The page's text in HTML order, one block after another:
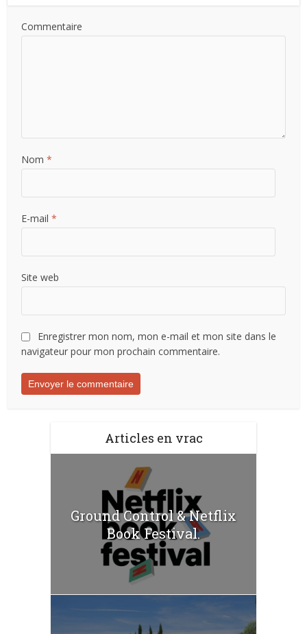
Commentaire
Nom*
E-mail*
Site web
Enregistrer mon nom, mon e-mail et mon site dans le
navigateur pour mon prochain commentaire.
Articles en vrac
Ground Control & Netflix
Book Festival.